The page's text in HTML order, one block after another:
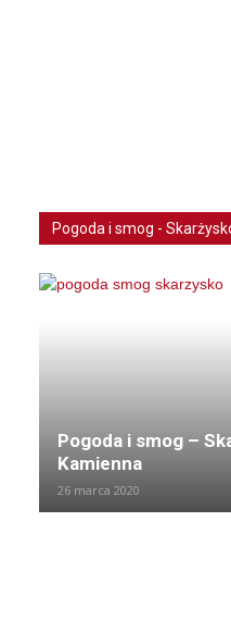
Pogoda i smog -
Pogoda i smog –
Kamienna
26 marca 2020